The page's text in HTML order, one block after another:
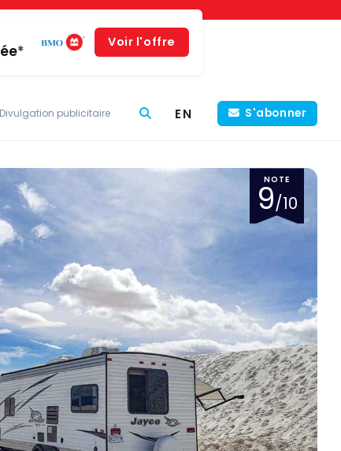
Voir l'offre
Divulgation publicitaire EN S'abonner
NOTE
9/10